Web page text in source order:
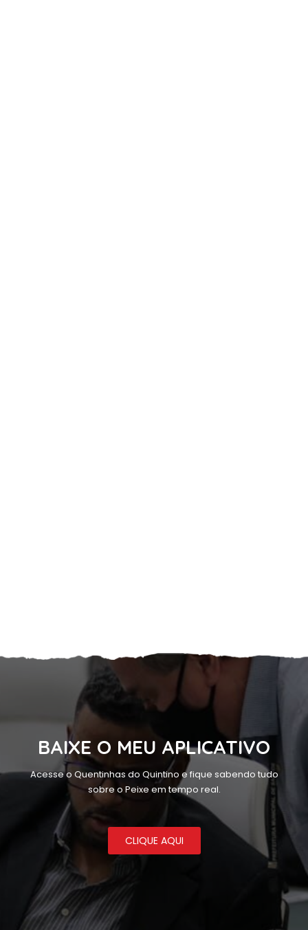
BAIXE O MEU APLICATIVO
Acesse o Quentinhas do Quintino e fique sabendo tudo
sobre o Peixe em tempo real.
CLIQUE AQUI